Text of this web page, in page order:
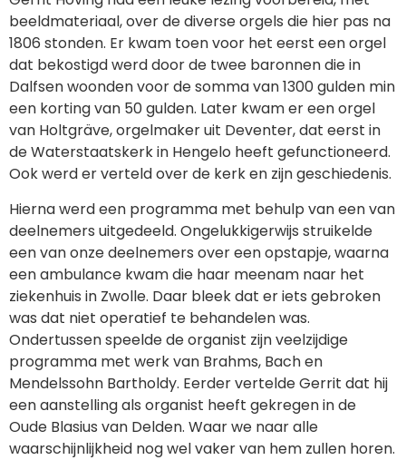
beeldmateriaal, over de diverse orgels die hier pas na
1806 stonden. Er kwam toen voor het eerst een orgel
dat bekostigd werd door de twee baronnen die in
Dalfsen woonden voor de somma van 1300 gulden min
een korting van 50 gulden. Later kwam er een orgel
van Holtgräve, orgelmaker uit Deventer, dat eerst in
de Waterstaatskerk in Hengelo heeft gefunctioneerd.
Ook werd er verteld over de kerk en zijn geschiedenis.
Hierna werd een programma met behulp van een van
deelnemers uitgedeeld. Ongelukkigerwijs struikelde
een van onze deelnemers over een opstapje, waarna
een ambulance kwam die haar meenam naar het
ziekenhuis in Zwolle. Daar bleek dat er iets gebroken
was dat niet operatief te behandelen was.
Ondertussen speelde de organist zijn veelzijdige
programma met werk van Brahms, Bach en
Mendelssohn Bartholdy. Eerder vertelde Gerrit dat hij
een aanstelling als organist heeft gekregen in de
Oude Blasius van Delden. Waar we naar alle
waarschijnlijkheid nog wel vaker van hem zullen horen.